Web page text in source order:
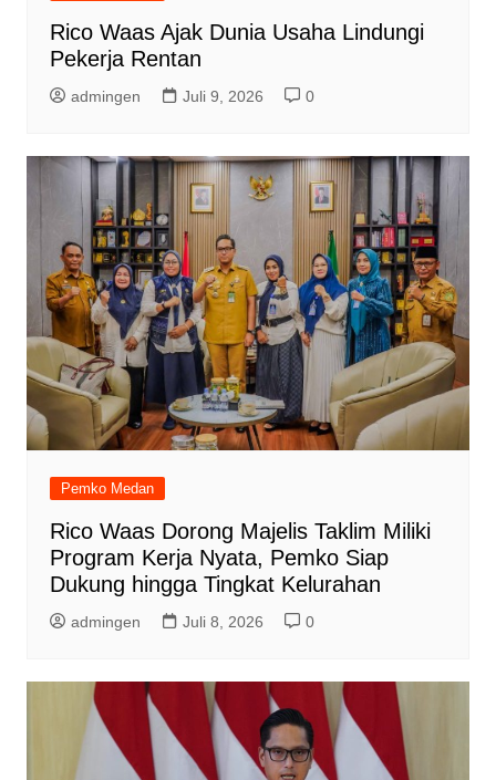
Rico Waas Ajak Dunia Usaha Lindungi
Pekerja Rentan
admingen Juli 9, 2026 0
Pemko Medan
Rico Waas Dorong Majelis Taklim Miliki
Program Kerja Nyata, Pemko Siap
Dukung hingga Tingkat Kelurahan
admingen Juli 8, 2026 0